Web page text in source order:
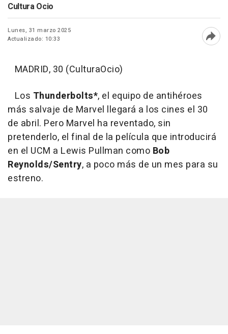
Cultura Ocio
Lunes, 31 marzo 2025
Actualizado: 10:33
MADRID, 30 (CulturaOcio)
Los Thunderbolts*, el equipo de antihéroes
más salvaje de Marvel llegará a los cines el 30
de abril. Pero Marvel ha reventado, sin
pretenderlo, el final de la película que introducirá
en el UCM a Lewis Pullman como Bob
Reynolds/Sentry, a poco más de un mes para su
estreno.